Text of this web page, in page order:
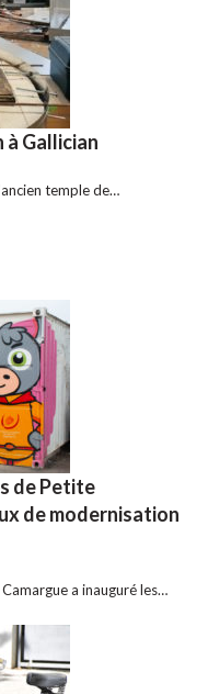
à Gallician
temple de…
de Petite
de modernisation
a inauguré les…